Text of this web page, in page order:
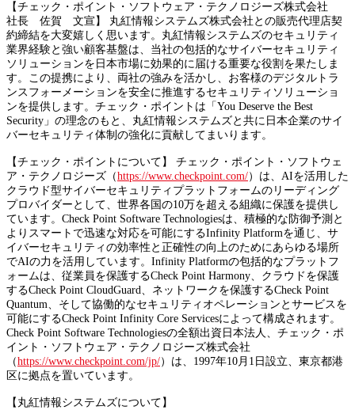
【チェック・ポイント・ソフトウェア・テクノロジーズ株式会社
社長 佐賀 文宣】 丸紅情報システムズ株式会社との販売代理店契
約締結を大変嬉しく思います。丸紅情報システムズのセキュリティ
業界経験と強い顧客基盤は、当社の包括的なサイバーセキュリティ
ソリューションを日本市場に効果的に届ける重要な役割を果たしま
す。この提携により、両社の強みを活かし、お客様のデジタルトラ
ンスフォーメーションを安全に推進するセキュリティソリューショ
ンを提供します。チェック・ポイントは「You Deserve the Best
Security」の理念のもと、丸紅情報システムズと共に日本企業のサイ
バーセキュリティ体制の強化に貢献してまいります。
【チェック・ポイントについて】 チェック・ポイント・ソフトウェ
ア・テクノロジーズ（https://www.checkpoint.com/）は、AIを活用した
クラウド型サイバーセキュリティプラットフォームのリーディング
プロバイダーとして、世界各国の10万を超える組織に保護を提供し
ています。Check Point Software Technologiesは、積極的な防御予測と
よりスマートで迅速な対応を可能にするInfinity Platformを通じ、サ
イバーセキュリティの効率性と正確性の向上のためにあらゆる場所
でAIの力を活用しています。Infinity Platformの包括的なプラットフ
ォームは、従業員を保護するCheck Point Harmony、クラウドを保護
するCheck Point CloudGuard、ネットワークを保護するCheck Point
Quantum、そして協働的なセキュリティオペレーションとサービスを
可能にするCheck Point Infinity Core Servicesによって構成されます。
Check Point Software Technologiesの全額出資日本法人、チェック・ポ
イント・ソフトウェア・テクノロジーズ株式会社
（https://www.checkpoint.com/jp/）は、1997年10月1日設立、東京都港
区に拠点を置いています。
【丸紅情報システムズについて】